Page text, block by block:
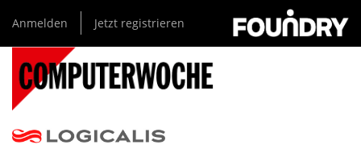
zum
Inhalt
Anmelden Jetzt registrieren